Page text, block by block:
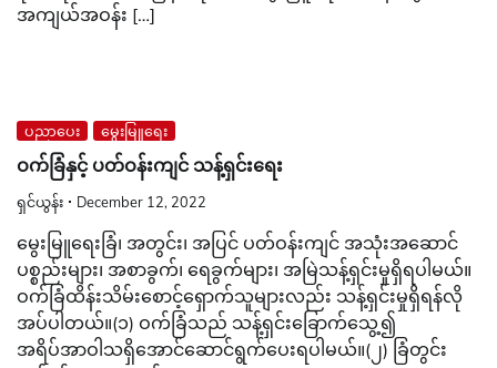
အကျယ်အဝန်း […]
ပညာပေး မွေးမြူရေး
ဝက်ခြံနှင့် ပတ်ဝန်းကျင် သန့်ရှင်းရေး
ရှင်ယွန်း December 12, 2022
မွေးမြူရေးခြံ၊ အတွင်း၊ အပြင် ပတ်ဝန်းကျင် အသုံးအဆောင်
ပစ္စည်းများ၊ အစာခွက်၊ ရေခွက်များ၊ အမြဲသန့်ရှင်းမှုရှိရပါမယ်။
ဝက်ခြံထိန်းသိမ်းစောင့်ရှောက်သူများလည်း သန့်ရှင်းမှုရှိရန်လို
အပ်ပါတယ်။(၁) ဝက်ခြံသည် သန့်ရှင်းခြောက်သွေ့၍
အရိပ်အာဝါသရှိအောင်ဆောင်ရွက်ပေးရပါမယ်။(၂) ခြံတွင်း